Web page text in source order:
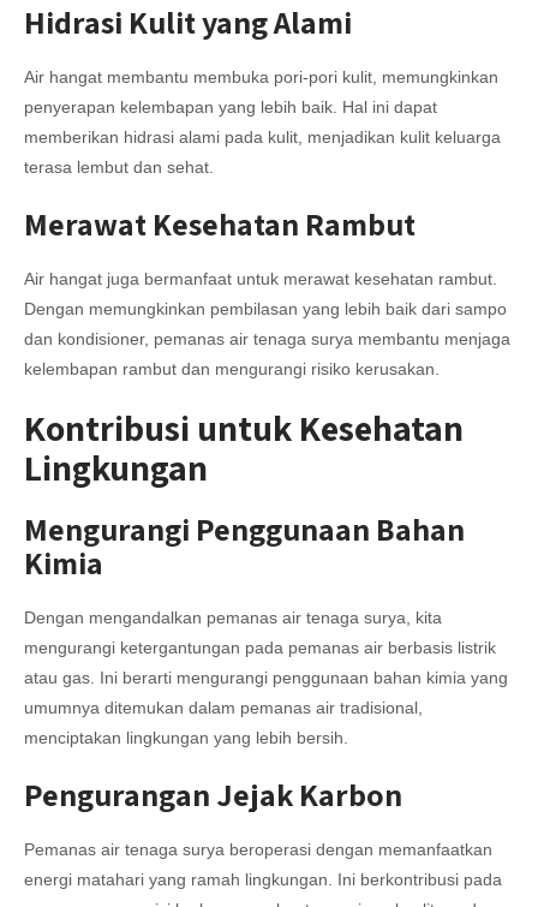
Hidrasi Kulit yang Alami
Air hangat membantu membuka pori-pori kulit, memungkinkan
penyerapan kelembapan yang lebih baik. Hal ini dapat
memberikan hidrasi alami pada kulit, menjadikan kulit keluarga
terasa lembut dan sehat.
Merawat Kesehatan Rambut
Air hangat juga bermanfaat untuk merawat kesehatan rambut.
Dengan memungkinkan pembilasan yang lebih baik dari sampo
dan kondisioner, pemanas air tenaga surya membantu menjaga
kelembapan rambut dan mengurangi risiko kerusakan.
Kontribusi untuk Kesehatan
Lingkungan
Mengurangi Penggunaan Bahan
Kimia
Dengan mengandalkan pemanas air tenaga surya, kita
mengurangi ketergantungan pada pemanas air berbasis listrik
atau gas. Ini berarti mengurangi penggunaan bahan kimia yang
umumnya ditemukan dalam pemanas air tradisional,
menciptakan lingkungan yang lebih bersih.
Pengurangan Jejak Karbon
Pemanas air tenaga surya beroperasi dengan memanfaatkan
energi matahari yang ramah lingkungan. Ini berkontribusi pada